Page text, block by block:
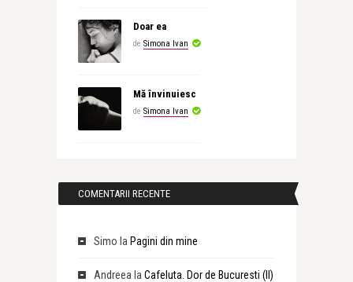
Doar ea
de Simona Ivan
Mă învinuiesc
de Simona Ivan
COMENTARII RECENTE
Simo la Pagini din mine
Andreea la Cafeluta. Dor de Bucuresti (II)